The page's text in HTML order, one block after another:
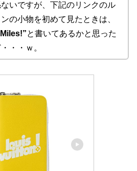
いですが、下記のリンクのル
の小物を初めて見たときは、
と書いてあるかと思った
・・ｗ。